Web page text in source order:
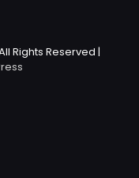
Rights Reserved |